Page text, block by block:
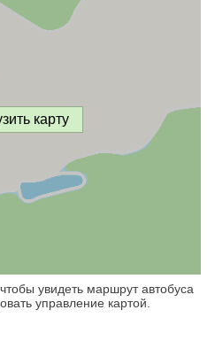
карту
увидеть маршрут автобуса
управление картой.